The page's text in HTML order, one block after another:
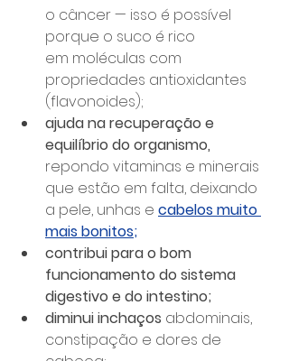
o câncer — isso é possível
porque o suco é rico
em moléculas com
propriedades antioxidantes
(flavonoides);
ajuda na recuperação e
equilíbrio do organismo,
repondo vitaminas e minerais
que estão em falta, deixando
a pele, unhas e cabelos muito
mais bonitos;
contribui para o bom
funcionamento do sistema
digestivo e do intestino;
diminui inchaços abdominais,
constipação e dores de